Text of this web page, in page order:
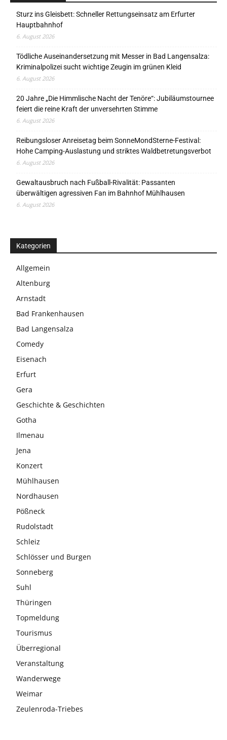
Sturz ins Gleisbett: Schneller Rettungseinsatz am Erfurter
Hauptbahnhof
6. August 2026
Tödliche Auseinandersetzung mit Messer in Bad Langensalza:
Kriminalpolizei sucht wichtige Zeugin im grünen Kleid
6. August 2026
20 Jahre „Die Himmlische Nacht der Tenöre“: Jubiläumstournee
feiert die reine Kraft der unversehrten Stimme
6. August 2026
Reibungsloser Anreisetag beim SonneMondSterne-Festival:
Hohe Camping-Auslastung und striktes Waldbetretungsverbot
6. August 2026
Gewaltausbruch nach Fußball-Rivalität: Passanten
überwältigen agressiven Fan im Bahnhof Mühlhausen
6. August 2026
Kategorien
Allgemein
Altenburg
Arnstadt
Bad Frankenhausen
Bad Langensalza
Comedy
Eisenach
Erfurt
Gera
Geschichte & Geschichten
Gotha
Ilmenau
Jena
Konzert
Mühlhausen
Nordhausen
Pößneck
Rudolstadt
Schleiz
Schlösser und Burgen
Sonneberg
Suhl
Thüringen
Topmeldung
Tourismus
Überregional
Veranstaltung
Wanderwege
Weimar
Zeulenroda-Triebes